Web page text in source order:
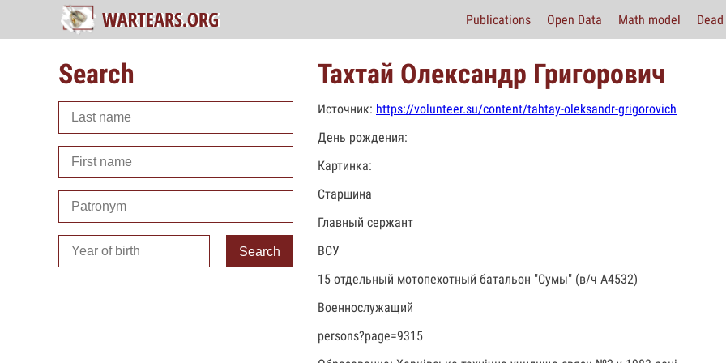
Publications Open Data Math model
Search
Search
Тахтай Олександр Григорович
Источник: https://volunteer.su/content/tahtay-oleksandr-grigorovich
День рождения:
Картинка:
Старшина
Главный сержант
ВСУ
15 отдельный мотопехотный батальон "Сумы" (в/ч А4532)
Военнослужащий
persons?page=9315